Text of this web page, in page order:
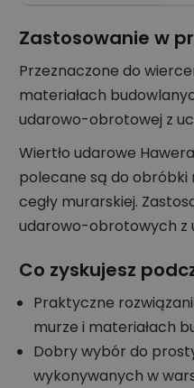
Zastosowanie w
Przeznaczone do
materiałach
udarowo-obrotowej z
Wiertło udarowe
polecane są do obróbki
cegły murarskiej.
udarowo-obrotowych z
Co zyskujesz
Praktyczne
murze i materiałach
Dobry wybór do
wykonywanych w